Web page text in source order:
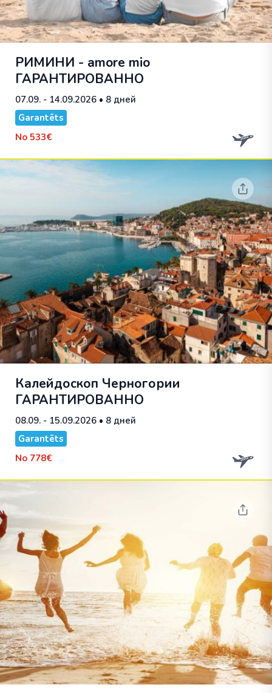
РИМИНИ - amore mio
ГАРАНТИРОВАННО
07.09. - 14.09.2026 • 8 дней
Garantēts
No 533€
Калейдоскоп Черногории
ГАРАНТИРОВАННО
08.09. - 15.09.2026 • 8 дней
Garantēts
No 778€